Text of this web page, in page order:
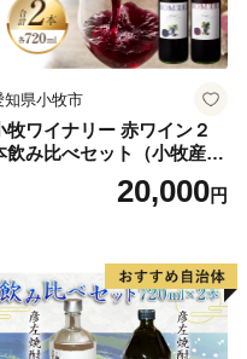
知県小牧市
牧ワイナリー 赤ワイン２
飲み比べセット（小牧産ぶ
どう100％使用）20,000円